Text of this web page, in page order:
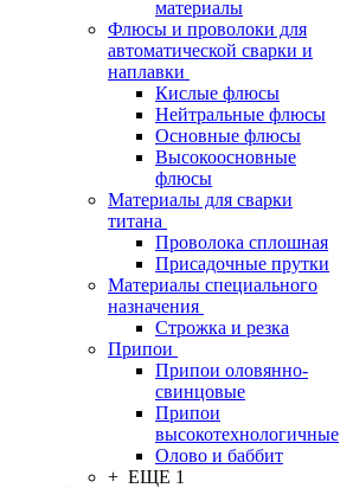
материалы
Флюсы и проволоки для
автоматической сварки и
наплавки
Кислые флюсы
Нейтральные флюсы
Основные флюсы
Высокоосновные
флюсы
Материалы для сварки
титана
Проволока сплошная
Присадочные прутки
Материалы специального
назначения
Строжка и резка
Припои
Припои оловянно-
свинцовые
Припои
высокотехнологичные
Олово и баббит
+ ЕЩЕ 1